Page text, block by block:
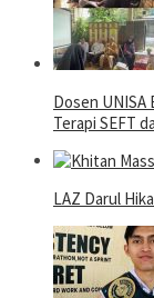
Dosen UNISA
Terapi SEFT
LAZ Darul